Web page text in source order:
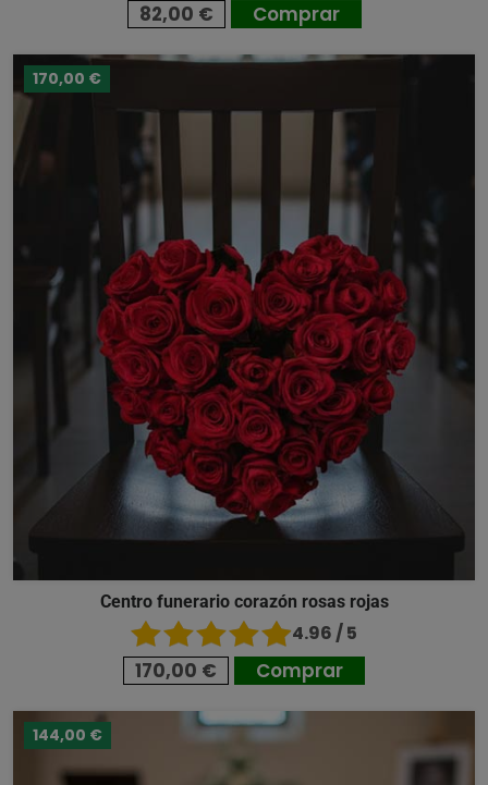
82,00 € Comprar
170,00 €
Centro funerario corazón rosas rojas
4.96 / 5
170,00 € Comprar
144,00 €